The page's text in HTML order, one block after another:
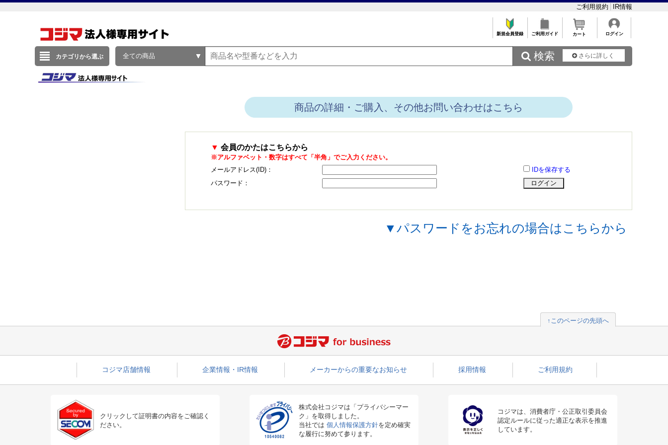
ご利用規約 IR情報
新規会員登録 ご利用ガイド カート ログイン
カテゴリから選ぶ 全ての商品  検索 さらに詳しく
商品の詳細・ご購入、その他お問い合わせはこちら
▼ 会員のかたはこちらから
※アルファベット・数字はすべて「半角」でご入力ください。
メールアドレス(ID)：
IDを保存する
パスワード：
▼パスワードをお忘れの場合はこちらから
↑このページの先頭へ
コジマ店舗情報 企業情報・IR情報 メーカーからの重要なお知らせ 採用情報 ご利用規約
クリックして証明書の内容をご確認く
ださい。
株式会社コジマは「プライバシーマー
ク」を取得しました。
当社では 個人情報保護方針を定め確実
な履行に努めて参ります。
コジマは、消費者庁・公正取引委員会
認定ルールに従った適正な表示を推進
しています。